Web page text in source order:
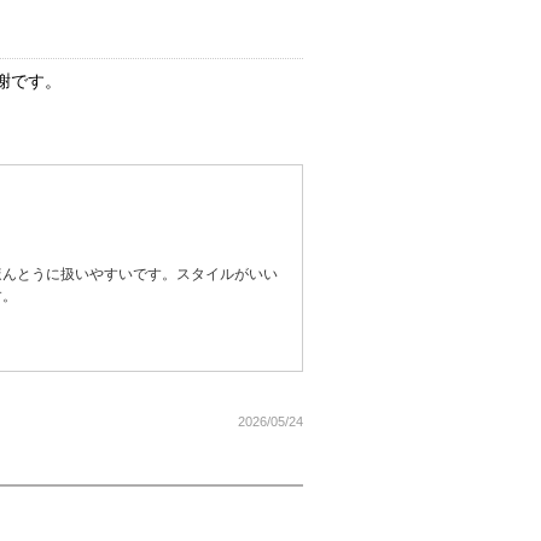
す。
とうに扱いやすいです。スタイルがいい
2026/05/24